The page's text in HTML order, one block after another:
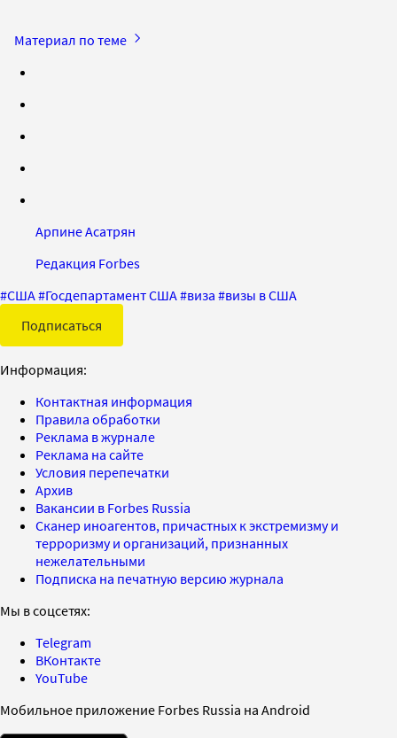
Материал по теме
Арпине Асатрян
Редакция Forbes
#США#Госдепартамент США#виза #визы в США
Подписаться
Информация:
Контактная информация
Правила обработки
Реклама в журнале
Реклама на сайте
Условия перепечатки
Архив
Вакансии в Forbes Russia
Сканер иноагентов, причастных к экстремизму и
терроризму и организаций, признанных
нежелательными
Подписка на печатную версию журнала
Мы в соцсетях:
Telegram
ВКонтакте
YouTube
Мобильное приложение Forbes Russia на Android